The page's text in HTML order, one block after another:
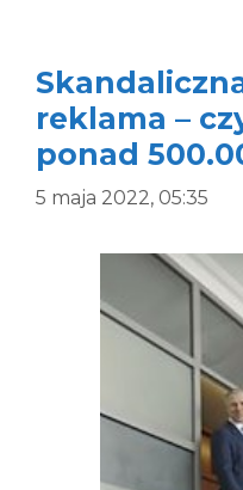
reklama –
ponad
5 maja 2022, 05:35